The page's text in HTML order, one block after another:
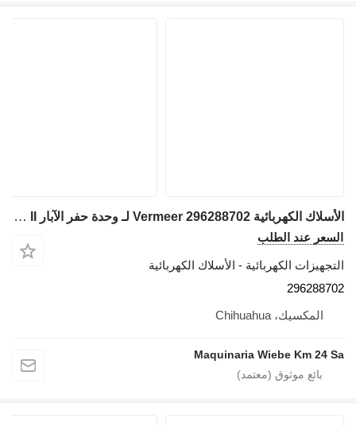
الأسلاك الكهربائية Vermeer 296288702 لـ وحدة حفر الآبار Vermeer D20X22 SERIES II
السعر عند الطلب
التجهيزات الكهربائية - الأسلاك الكهربائية
296288702
المكسيك، Chihuahua
Maquinaria Wiebe Km 24 Sa